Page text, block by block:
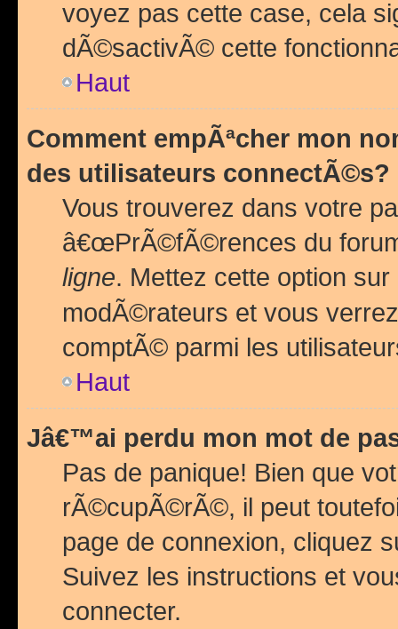
voyez pas cette case, cela
dÃ©sactivÃ© cette
Haut
Comment empÃªcher mon
des utilisateurs connectÃ©s?
Vous trouverez dans votre
â€œPrÃ©fÃ©rences du
ligne. Mettez cette option sur
modÃ©rateurs et vous
comptÃ© parmi les
Haut
Jâ€™ai perdu mon mot de
Pas de panique! Bien que
rÃ©cupÃ©rÃ©, il peut
page de connexion, cliquez
Suivez les instructions et
connecter.